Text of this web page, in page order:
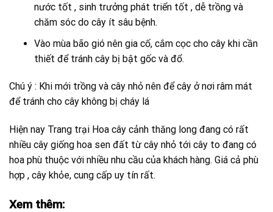
nước tốt , sinh trưởng phát triển tốt , dễ trồng và
chăm sóc do cây ít sâu bệnh.
Vào mùa bão gió nên gia cố, cắm cọc cho cây khi cần
thiết để tránh cây bị bật gốc và đổ.
Chú ý : Khi mới trồng và cây nhỏ nên để cây ở nơi râm mát
để tránh cho cây không bị cháy lá
Hiện nay Trang trại Hoa cây cảnh thăng long đang có rất
nhiều cây giống hoa sen đất từ cây nhỏ tới cây to đang có
hoa phù thuộc với nhiều nhu cầu của khách hàng. Giá cả phù
hợp , cây khỏe, cung cấp uy tín rất.
Xem thêm: